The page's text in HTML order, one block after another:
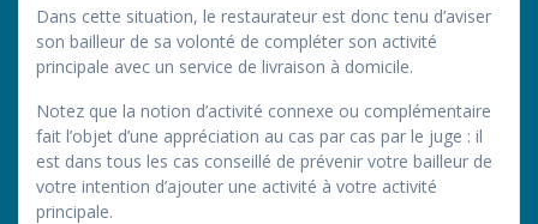
Dans cette situation, le restaurateur est donc tenu d’aviser
son bailleur de sa volonté de compléter son activité
principale avec un service de livraison à domicile.
Notez que la notion d’activité connexe ou complémentaire
fait l’objet d’une appréciation au cas par cas par le juge : il
est dans tous les cas conseillé de prévenir votre bailleur de
votre intention d’ajouter une activité à votre activité
principale.